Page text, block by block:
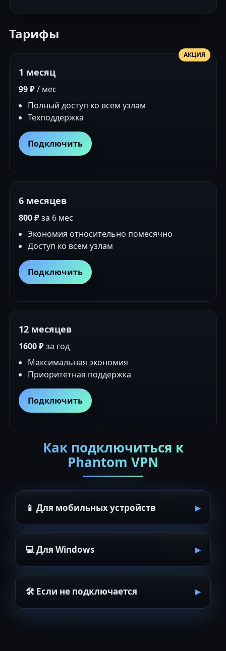
Тарифы
АКЦИЯ
1 месяц
99 ₽/ мес
Полный доступ ко всем узлам
Техподдержка
Подключить
6 месяцев
800 ₽за 6 мес
Экономия относительно помесячно
Доступ ко всем узлам
Подключить
12 месяцев
1600 ₽за год
Максимальная экономия
Приоритетная поддержка
Подключить
Как подключиться к
Phantom VPN
📱 Для мобильных устройств
💻 Для Windows
🛠 Если не подключается